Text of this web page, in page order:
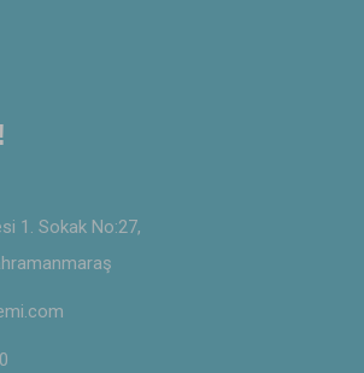
1. Sokak No:27,